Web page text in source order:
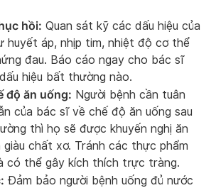
hồi: Quan sát kỹ các dấu hiệu của
huyết áp, nhịp tim, nhiệt độ cơ thể
đau. Báo cáo ngay cho bác sĩ
hiệu bất thường nào.
độ ăn uống: Người bệnh cần tuân
của bác sĩ về chế độ ăn uống sau
thì họ sẽ được khuyến nghị ăn
giàu chất xơ. Tránh các thực phẩm
có thể gây kích thích trực tràng.
Đảm bảo người bệnh uống đủ nước